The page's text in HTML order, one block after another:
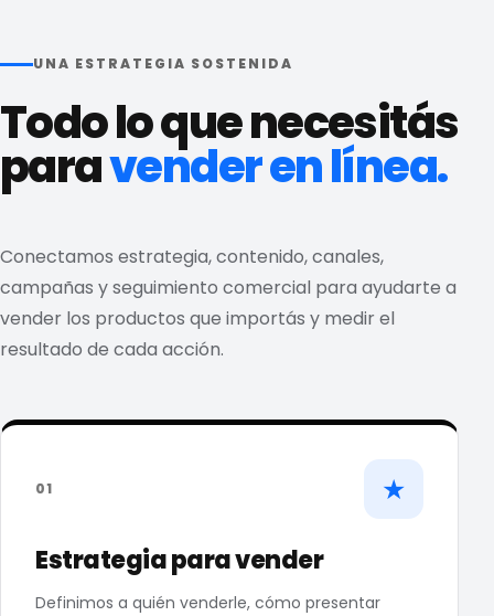
UNA ESTRATEGIA SOSTENIDA
Todo lo que necesitás
paravender en línea.
Conectamos estrategia, contenido, canales,
campañas y seguimiento comercial para ayudarte a
vender los productos que importás y medir el
resultado de cada acción.
01 ★
Estrategia para vender
Definimos a quién venderle, cómo presentar